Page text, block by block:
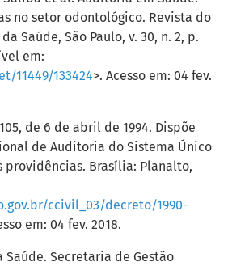
no setor odontológico. Revista do
Saúde, São Paulo, v. 30, n. 2, p.
em:
11449/133424>. Acesso em: 04 fev.
de 6 de abril de 1994. Dispõe
de Auditoria do Sistema Único
providências. Brasília: Planalto,
ccivil_03/decreto/1990-
em: 04 fev. 2018.
Saúde. Secretaria de Gestão